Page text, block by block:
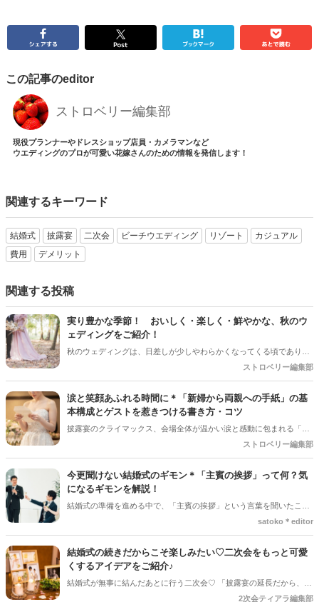
この記事のeditor
ストロベリー編集部
現役プランナーやドレスショップ店員・カメラマンなど
ウエディングのプロが可愛い花嫁さんのための情報を発信します！
関連するキーワード
結婚式 披露宴 二次会 ビーチウエディング リゾート
カジュアル
費用
デメリット
関連する投稿
実り豊かな季節！ おいしく・楽しく・鮮やかな、秋のウ
ェディングをご紹介！
秋のウェディングは、日差しが少しやわらかくなってくる頃であり、
色々なことへの行動的がみなぎってくる季節。同時に、おいしいもの
クして準備を進めましょう♪
ストロベリー編集部
涙と笑顔あふれる時間に＊「新婦から両親への手紙」の基
本構成とゲストを惹きつける書き方・コツ
披露宴のクライマックス、会場全体が温かい涙と感動に包まれる「新
婦からご両親への手紙」。結婚式準備の終盤、「何から書き始めれば
レ花嫁さんは本当にたくさんいます。 育ててくれた家族への感謝を伝
える大切な場面だからこそ、心からの想いをまっすぐ届けたいですよ
ね。今回は、読みやすい手紙の基本構成から、ゲストがおいてけぼり
にならないための素敵な工夫まで、詳しくご紹介します◎
ストロベリー編集部
今更聞けない結婚式のギモン＊「主賓の挨拶」って何？気
になるギモンを解説！
結婚式の準備を進める中で、「主賓の挨拶」という言葉を聞いたこと
がある人は多いのではないでしょうか＊ですが、具体的に何をするの
ん。特に初めて結婚式を挙げる新郎新婦さんにとっては、「どんな基
準で選べばいいの？」「頼まれた側はどんなことを話すの？」とギモ
ンが尽きない部分でもあるかと思います＊そこで今回の記事では、
「主賓の挨拶」についての基本的な知識やお願いする相手の選び方、
satoko＊editor
結婚式の続きだからこそ楽しみたい♡二次会をもっと可愛
くするアイデアをご紹介♪
結婚式が無事に結んだあとに行う二次会♡ 「披露宴の延長だから、あ
まり準備しなくても大丈夫」と思っていませんか？ 実は、少しアイデ2次会ティアラ編集部